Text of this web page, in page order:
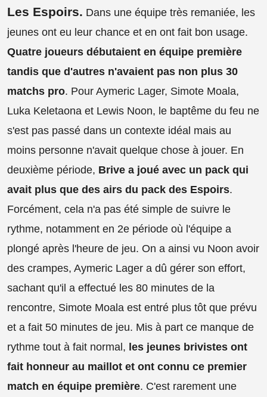
Les Espoirs. Dans une équipe très remaniée, les
jeunes ont eu leur chance et en ont fait bon usage.
Quatre joueurs débutaient en équipe première
tandis que d'autres n'avaient pas non plus 30
matchs pro. Pour Aymeric Lager, Simote Moala,
Luka Keletaona et Lewis Noon, le baptême du feu ne
s'est pas passé dans un contexte idéal mais au
moins personne n'avait quelque chose à jouer. En
deuxième période, Brive a joué avec un pack qui
avait plus que des airs du pack des Espoirs.
Forcément, cela n'a pas été simple de suivre le
rythme, notamment en 2e période où l'équipe a
plongé après l'heure de jeu. On a ainsi vu Noon avoir
des crampes, Aymeric Lager a dû gérer son effort,
sachant qu'il a effectué les 80 minutes de la
rencontre, Simote Moala est entré plus tôt que prévu
et a fait 50 minutes de jeu. Mis à part ce manque de
rythme tout à fait normal, les jeunes brivistes ont
fait honneur au maillot et ont connu ce premier
match en équipe première. C'est rarement une